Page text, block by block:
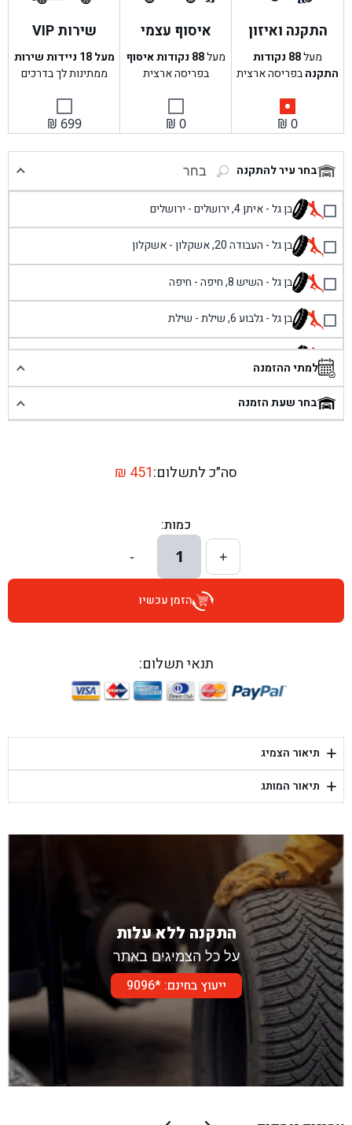
התקנה ואיזון
מעל88 נקודות
התקנהבפריסה ארצית
₪ 0
איסוף עצמי
מעל88 נקודות איסוף
בפריסה ארצית
₪ 0
שירות VIP
מעל 18 ניידות שירות
ממתינות לך בדרכים
₪ 699
בחר עיר להתקנה בחר
בן גל - איתן 4, ירושלים - ירושלים
בן גל - העבודה 20, אשקלון - אשקלון
בן גל - השיש 8, חיפה - חיפה
בן גל - גלבוע 6, שילת - שילת
בן גל - פוריידיס, כניסה צפונית מול כביש 4 - פרדיס
בן גל - שכונת אזור תעשייה זעירה, עיילבון - עיילבון
בן גל - דרך השבעה 20, אזור - אזור
בן גל - הרצל 6, גדרה - גדרה
בן גל - שדרות דוד בן גוריון 8, באר שבע - באר שבע
בן גל - היובלים 26, הוד השרון - הוד השרון
בן גל - יפת 88, תל אביב יפו - תל אביב
בן גל - דור אלון הר טוב - בית שמש
למתי ההזמנה
בחר שעת הזמנה
סה״כ לתשלום: ₪ 451
כמות:
+
1
-
הזמן עכשיו
תנאי תשלום:
+ תיאור הצמיג
+ תיאור המותג
התקנה ללא עלות
על כל הצמיגים באתר
ייעוץ בחינם: *9096